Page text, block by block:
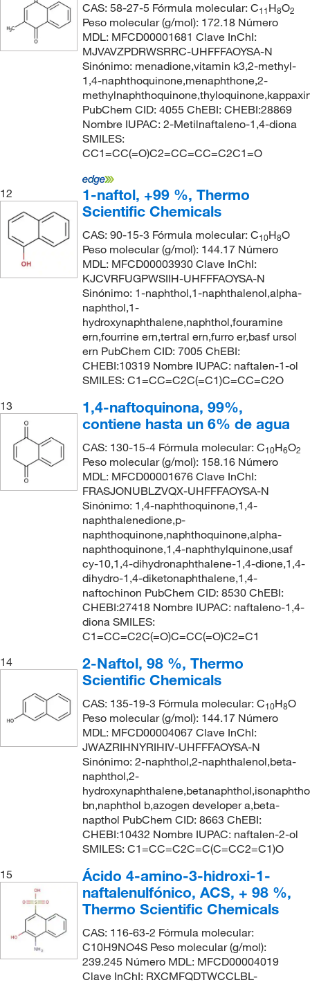
CAS: 58-27-5 Fórmula molecular: C11H8O2
Peso molecular (g/mol): 172.18 Número
MDL: MFCD00001681 Clave InChI:
MJVAVZPDRWSRRC-UHFFFAOYSA-N
Sinónimo: menadione,vitamin k3,2-methyl-
1,4-naphthoquinone,menaphthone,2-
PubChem CID: 4055 ChEBI: CHEBI:28869
Nombre IUPAC: 2-Metilnaftaleno-1,4-diona
SMILES:
CC1=CC(=O)C2=CC=CC=C2C1=O
12
1-naftol, +99 %, Thermo
Scientific Chemicals
CAS: 90-15-3 Fórmula molecular: C10H8O
Peso molecular (g/mol): 144.17 Número
MDL: MFCD00003930 Clave InChI:
KJCVRFUGPWSIIH-UHFFFAOYSA-N
Sinónimo: 1-naphthol,1-naphthalenol,alpha-
naphthol,1-
hydroxynaphthalene,naphthol,fouramine
ern,fourrine ern,tertral ern,furro er,basf ursol
ern PubChem CID: 7005 ChEBI:
CHEBI:10319 Nombre IUPAC: naftalen-1-ol
SMILES: C1=CC=C2C(=C1)C=CC=C2O
13
1,4-naftoquinona, 99%,
contiene hasta un 6% de agua
CAS: 130-15-4 Fórmula molecular: C10H6O2
Peso molecular (g/mol): 158.16 Número
MDL: MFCD00001676 Clave InChI:
FRASJONUBLZVQX-UHFFFAOYSA-N
Sinónimo: 1,4-naphthoquinone,1,4-
naphthalenedione,p-
naphthoquinone,naphthoquinone,alpha-
naphthoquinone,1,4-naphthylquinone,usaf
cy-10,1,4-dihydronaphthalene-1,4-dione,1,4-
dihydro-1,4-diketonaphthalene,1,4-
naftochinon PubChem CID: 8530 ChEBI:
CHEBI:27418 Nombre IUPAC: naftaleno-1,4-
diona SMILES:
C1=CC=C2C(=O)C=CC(=O)C2=C1
14
2-Naftol, 98 %, Thermo
Scientific Chemicals
CAS: 135-19-3 Fórmula molecular: C10H8O
Peso molecular (g/mol): 144.17 Número
MDL: MFCD00004067 Clave InChI:
JWAZRIHNYRIHIV-UHFFFAOYSA-N
Sinónimo: 2-naphthol,2-naphthalenol,beta-
naphthol,2-
bn,naphthol b,azogen developer a,beta-
napthol PubChem CID: 8663 ChEBI:
CHEBI:10432 Nombre IUPAC: naftalen-2-ol
SMILES: C1=CC=C2C=C(C=CC2=C1)O
15
Ácido 4-amino-3-hidroxi-1-
naftalenulfónico, ACS, + 98 %,
Thermo Scientific Chemicals
CAS: 116-63-2 Fórmula molecular:
C10H9NO4S Peso molecular (g/mol):
239.245 Número MDL: MFCD00004019
Clave InChI: RXCMFQDTWCCLBL-